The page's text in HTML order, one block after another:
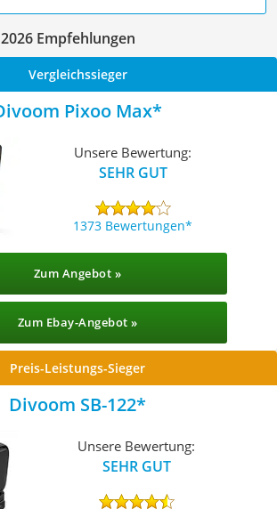
Empfehlungen
Vergleichssieger
Pixoo Max
Unsere Bewertung:
SEHR GUT
1373 Bewertungen
Zum Angebot »
Zum Ebay-Angebot »
Preis-Leistungs-Sieger
Divoom SB-122
Unsere Bewertung:
SEHR GUT